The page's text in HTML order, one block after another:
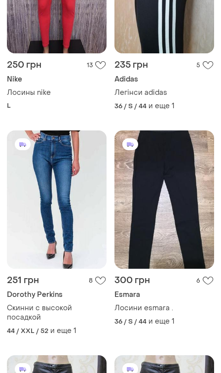
250 грн 13
Nike
Лосины nike
L
235 грн 5
Adidas
Легінси adidas
36 / S / 44 и еще 1
251 грн 8
Dorothy Perkins
Скинни с высокой
посадкой
44 / XXL / 52 и еще 1
300 грн 6
Esmara
Лосини esmara .
36 / S / 44 и еще 1